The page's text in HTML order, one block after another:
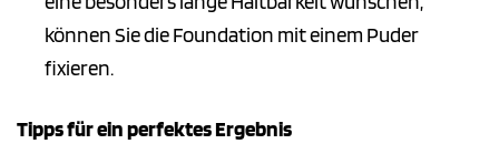
können Sie die Foundation mit einem Puder
fixieren.
Tipps für ein perfektes Ergebnis